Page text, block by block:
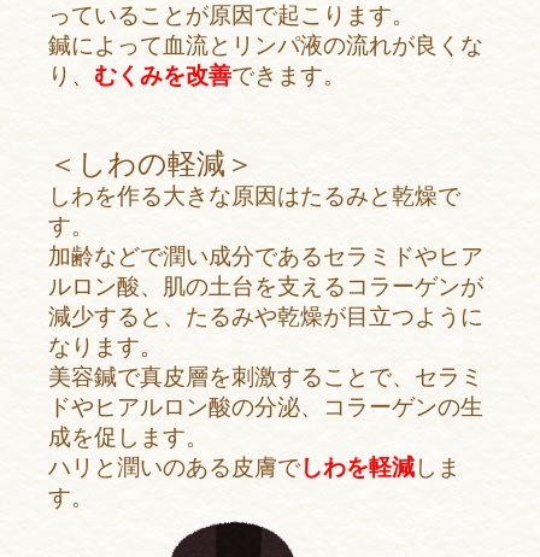
っていることが原因で起こります。
鍼によって血流とリンパ液の流れが良くな
り、 むくみを改善できます。
＜しわの軽減＞
しわを作る大きな原因はたるみと乾燥で
す。
加齢などで潤い成分であるセラミドやヒア
ルロン酸、肌の土台を支えるコラーゲンが
減少すると、たるみや乾燥が目立つように
なります。
美容鍼で真皮層を刺激することで、セラミ
ドやヒアルロン酸の分泌、コラーゲンの生
成を促します。
ハリと潤いのある皮膚でしわを軽減しま
す。